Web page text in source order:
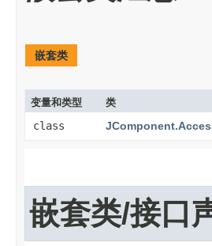
嵌套类
变量和类型 类
class
嵌套类/接口